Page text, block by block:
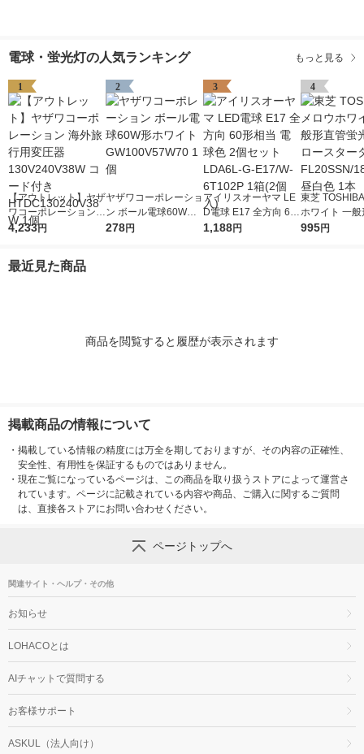
電球・蛍光灯の人気ランキング もっと見る
1
【アウトレット】ヤザ
ワコーポレーション
海外旅行用変圧器130
W 1個
4,233円
2
ヤザワコーポレーショ
ン ボール電球60W形
ホワイト GW100V57
278円
3
アイリスオーヤマ LE
D電球 E17 全方向 60
形相当 電球色 2個セ
1,188円
4
東芝
ホワイト 一般
蛍光灯 グロー
995円
最近見た商品
商品を閲覧すると履歴が表示されます
掲載商品の情報について
・ 掲載している情報の精度には万全を期しておりますが、その内容の正確性、
安全性、有用性を保証するものではありません。
・ 現在ご覧になっているページは、この商品を取り扱うストアによって運営さ
れています。ページに記載されている内容や商品、ご購入に関するご質問
は、直接各ストアにお問い合わせください。
ページトップへ
関連サイト・ヘルプ・その他
お知らせ
LOHACOとは
AIチャットで質問する
お客様サポート
ASKUL（法人向け）